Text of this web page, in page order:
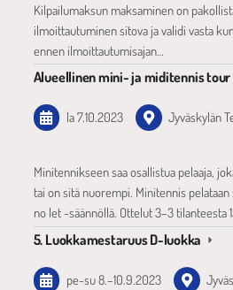
Kilpailumaksun maksaminen on
ilmoittautuminen sitova ja validi vasta
ennen ilmoittautumisajan…
Alueellinen mini- ja miditennis tour
la 7.10.2023 Jyväskylän
Minitennikseen saa osallistua pelaaja,
tai on sitä nuorempi. Minitennis
no let -säännöllä. Ottelut 3–3 tilanteesta
5. Luokkamestaruus D-luokka
pe-su8.–10.9.2023